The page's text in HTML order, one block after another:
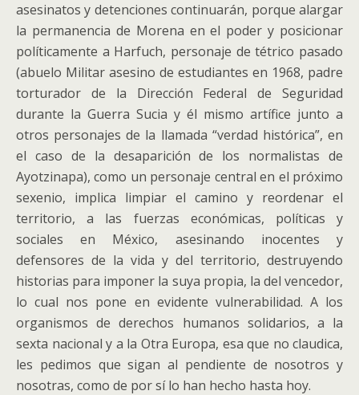
asesinatos y detenciones continuarán, porque alargar
la permanencia de Morena en el poder y posicionar
políticamente a Harfuch, personaje de tétrico pasado
(abuelo Militar asesino de estudiantes en 1968, padre
torturador de la Dirección Federal de Seguridad
durante la Guerra Sucia y él mismo artífice junto a
otros personajes de la llamada “verdad histórica”, en
el caso de la desaparición de los normalistas de
Ayotzinapa), como un personaje central en el próximo
sexenio, implica limpiar el camino y reordenar el
territorio, a las fuerzas económicas, políticas y
sociales en México, asesinando inocentes y
defensores de la vida y del territorio, destruyendo
historias para imponer la suya propia, la del vencedor,
lo cual nos pone en evidente vulnerabilidad. A los
organismos de derechos humanos solidarios, a la
sexta nacional y a la Otra Europa, esa que no claudica,
les pedimos que sigan al pendiente de nosotros y
nosotras, como de por sí lo han hecho hasta hoy.